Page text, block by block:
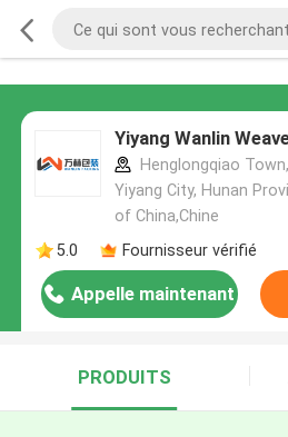
Yiyang Wanlin
Henglongqiao
Yiyang City, Hunan
of China,Chine
5.0
Fournisseur vérifié
Appelle maintenant
PRODUITS